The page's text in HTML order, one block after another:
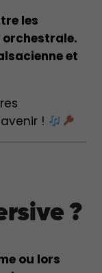
les
orchestrale.
et
!
?
ou lors